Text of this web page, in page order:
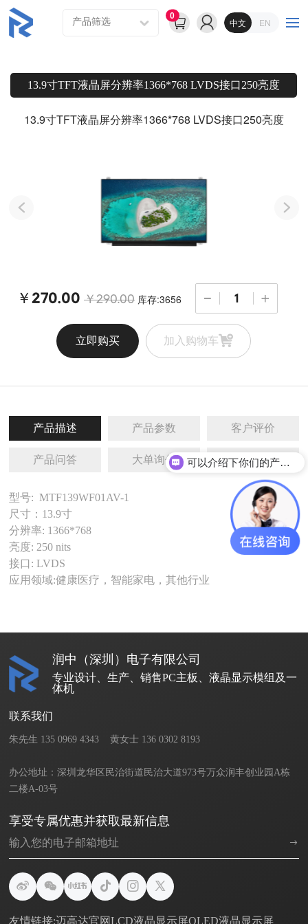
0
中文 EN
13.9寸TFT液晶屏分辨率1366*768 LVDS接口250亮度
13.9寸TFT液晶屏分辨率1366*768 LVDS接口250亮度
￥270.00 ￥290.00 库存:3656
立即购买 加入购物车
产品描述 产品参数 客户评价
产品问答 大单询价 相关推荐
型号: MTF139WF01AV-1
尺寸：13.9寸
分辨率: 1366*768
亮度: 250 nits
接口: LVDS
应用领域:健康医疗，智能家电，其他行业
润中（深圳）电子有限公司
专业设计、生产、销售PC主板、液晶显示模组及一
体机
享受专属优惠并获取最新信息
联系我们
朱先生 135 0969 4343    黄女士 136 0302 8193
办公地址：深圳龙华区民治街道民治大道973号万众润丰创业园A栋
二楼A-03号
友情链接:迈高达官网LCD液晶显示屏OLED液晶显示屏
可以介绍下你们的产品么